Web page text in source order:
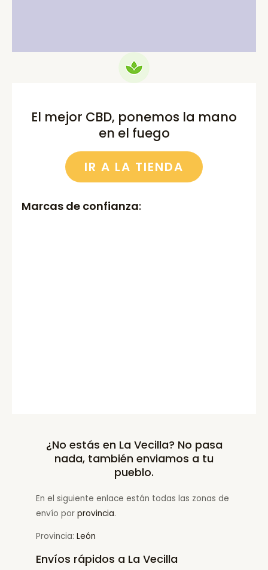
El mejor CBD, ponemos la mano
en el fuego
IR A LA TIENDA
Marcas de confianza:
¿No estás en La Vecilla? No pasa
nada, también enviamos a tu
pueblo.
En el siguiente enlace están todas las zonas de
envío por provincia.
Provincia: León
Envíos rápidos a La Vecilla